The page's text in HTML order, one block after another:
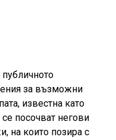
за възможни
известна като
посочват негови
на които позира с